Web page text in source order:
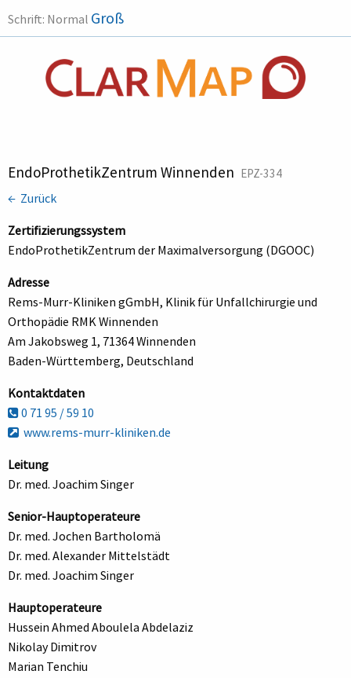
Schrift: Normal Groß
EndoProthetikZentrum Winnenden EPZ-334
← Zurück
Zertifizierungssystem
EndoProthetikZentrum der Maximalversorgung (DGOOC)
Adresse
Rems-Murr-Kliniken gGmbH, Klinik für Unfallchirurgie und
Orthopädie RMK Winnenden
Am Jakobsweg 1, 71364 Winnenden
Baden-Württemberg, Deutschland
Kontaktdaten
0 71 95 / 59 10
www.rems-murr-kliniken.de
Leitung
Dr. med. Joachim Singer
Senior-Hauptoperateure
Dr. med. Jochen Bartholomä
Dr. med. Alexander Mittelstädt
Dr. med. Joachim Singer
Hauptoperateure
Hussein Ahmed Aboulela Abdelaziz
Nikolay Dimitrov
Marian Tenchiu